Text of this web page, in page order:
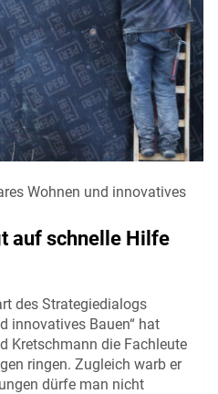
Wohnen und innovatives
auf schnelle Hilfe
des Strategiedialogs
innovatives Bauen“ hat
Kretschmann die Fachleute
ringen. Zugleich warb er
dürfe man nicht